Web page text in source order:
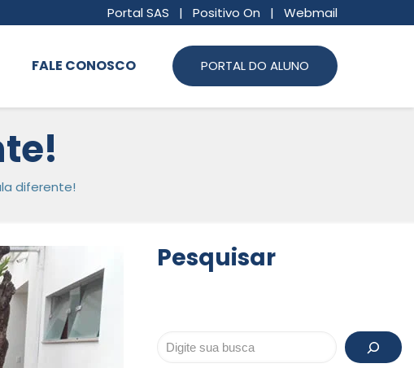
Portal SAS | Positivo On | Webmail
FALE CONOSCO PORTAL DO ALUNO
diferente!
Pesquisar
Pesquisar